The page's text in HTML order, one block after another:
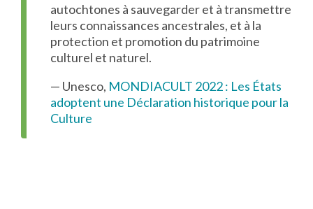
autochtones à sauvegarder et à transmettre
leurs connaissances ancestrales, et à la
protection et promotion du patrimoine
culturel et naturel.
— Unesco, MONDIACULT 2022 : Les États
adoptent une Déclaration historique pour la
Culture